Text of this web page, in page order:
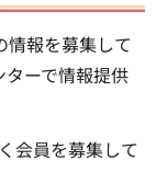
情報を募集して
ーで情報提供
会員を募集して